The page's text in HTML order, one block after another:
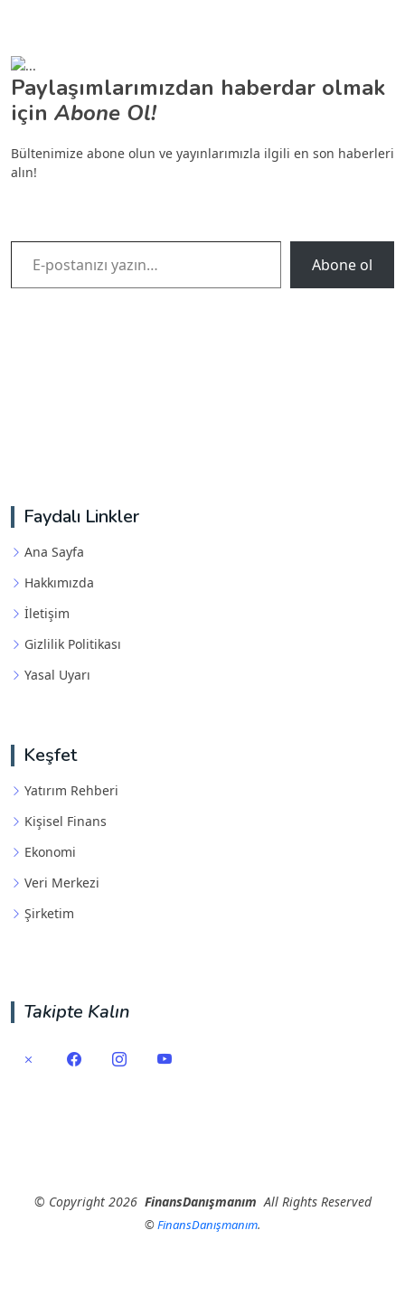
Paylaşımlarımızdan haberdar olmak
için Abone Ol!
Bültenimize abone olun ve yayınlarımızla ilgili en son haberleri
alın!
E-postanızı yazın…
Abone ol
Faydalı Linkler
Ana Sayfa
Hakkımızda
İletişim
Gizlilik Politikası
Yasal Uyarı
Keşfet
Yatırım Rehberi
Kişisel Finans
Ekonomi
Veri Merkezi
Şirketim
Takipte Kalın
© Copyright2026 FinansDanışmanım All Rights Reserved
©FinansDanışmanım.